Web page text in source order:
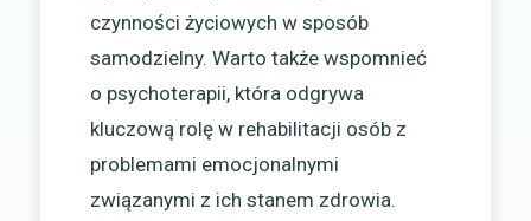
czynności życiowych w sposób
samodzielny. Warto także wspomnieć
o psychoterapii, która odgrywa
kluczową rolę w rehabilitacji osób z
problemami emocjonalnymi
związanymi z ich stanem zdrowia.